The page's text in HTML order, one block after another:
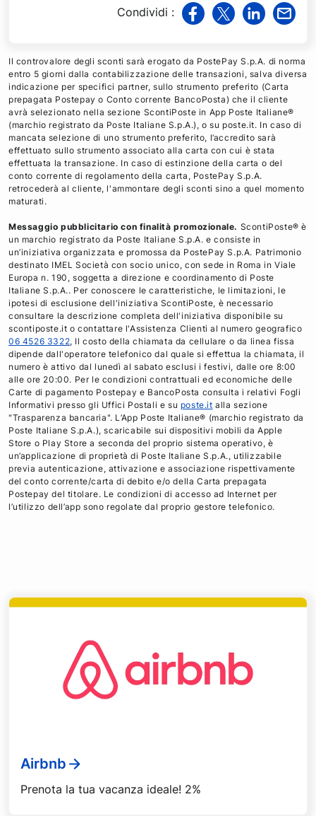
Condividi :
v
a
F
a
c
e
b
o
o
k
v
a
T
w
i
t
t
e
r
v
a
L
i
n
k
e
d
n
M
Il controvalore degli sconti sarà erogato da PostePay S.p.A. di norma
entro 5 giorni dalla contabilizzazione delle transazioni, salva diversa
indicazione per specifici partner, sullo strumento preferito (Carta
prepagata Postepay o Conto corrente BancoPosta) che il cliente
avrà selezionato nella sezione ScontiPoste in App Poste Italiane®
(marchio registrato da Poste Italiane S.p.A.), o su poste.it. In caso di
mancata selezione di uno strumento preferito, l’accredito sarà
effettuato sullo strumento associato alla carta con cui è stata
effettuata la transazione. In caso di estinzione della carta o del
conto corrente di regolamento della carta, PostePay S.p.A.
retrocederà al cliente, l'ammontare degli sconti sino a quel momento
maturati.
Messaggio pubblicitario con finalità promozionale. ScontiPoste® è
un marchio registrato da Poste Italiane S.p.A. e consiste in
un’iniziativa organizzata e promossa da PostePay S.p.A. Patrimonio
destinato IMEL Società con socio unico, con sede in Roma in Viale
Europa n. 190, soggetta a direzione e coordinamento di Poste
Italiane S.p.A.. Per conoscere le caratteristiche, le limitazioni, le
ipotesi di esclusione dell'iniziativa ScontiPoste, è necessario
consultare la descrizione completa dell'iniziativa disponibile su
scontiposte.it o contattare l'Assistenza Clienti al numero geografico
06 4526 3322, Il costo della chiamata da cellulare o da linea fissa
dipende dall'operatore telefonico dal quale si effettua la chiamata, il
numero è attivo dal lunedì al sabato esclusi i festivi, dalle ore 8:00
alle ore 20:00. Per le condizioni contrattuali ed economiche delle
Carte di pagamento Postepay e BancoPosta consulta i relativi Fogli
Informativi presso gli Uffici Postali e su poste.it alla sezione
"Trasparenza bancaria". L’App Poste Italiane® (marchio registrato da
Poste Italiane S.p.A.), scaricabile sui dispositivi mobili da Apple
Store o Play Store a seconda del proprio sistema operativo, è
un’applicazione di proprietà di Poste Italiane S.p.A., utilizzabile
previa autenticazione, attivazione e associazione rispettivamente
del conto corrente/carta di debito e/o della Carta prepagata
Postepay del titolare. Le condizioni di accesso ad Internet per
l’utilizzo dell’app sono regolate dal proprio gestore telefonico.
Airbnb
Prenota la tua vacanza ideale! 2%